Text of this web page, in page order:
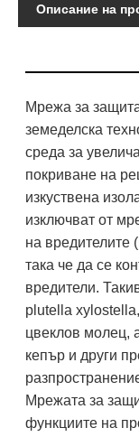
Описание на
Мрежа за
земеделска
среда за
покриване на
изкуствена
изключват от
на вредителите
така че да се
вредители.
plutella
цвеклов молец,
кепър и други
Мрежата за
функциите на